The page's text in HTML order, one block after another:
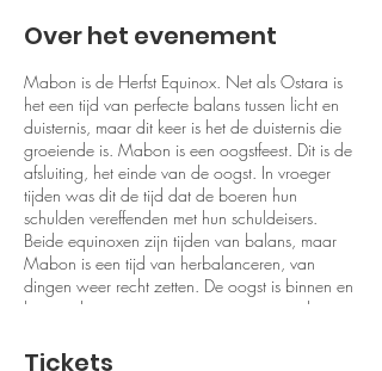
Over het evenement
Mabon is de Herfst Equinox. Net als Ostara is
het een tijd van perfecte balans tussen licht en
duisternis, maar dit keer is het de duisternis die
groeiende is. Mabon is een oogstfeest. Dit is de
afsluiting, het einde van de oogst. In vroeger
tijden was dit de tijd dat de boeren hun
schulden vereffenden met hun schuldeisers.
Beide equinoxen zijn tijden van balans, maar
Mabon is een tijd van herbalanceren, van
dingen weer recht zetten. De oogst is binnen en
het is tijd om te zien wat we op voorraad
zijn, maar het vereist ook taxatie en
Tickets